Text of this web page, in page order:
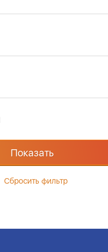
Показать
Сбросить фильтр